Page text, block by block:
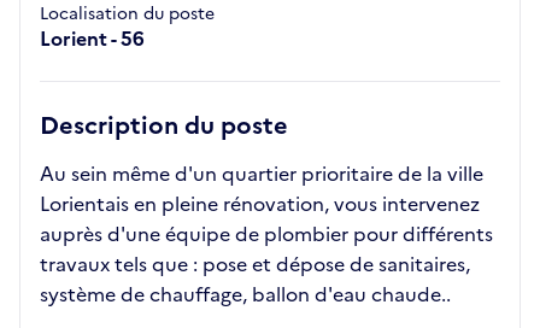
Localisation du poste
Lorient - 56
Description du poste
Au sein même d'un quartier prioritaire de la ville
Lorientais en pleine rénovation, vous intervenez
auprès d'une équipe de plombier pour différents
travaux tels que : pose et dépose de sanitaires,
système de chauffage, ballon d'eau chaude..